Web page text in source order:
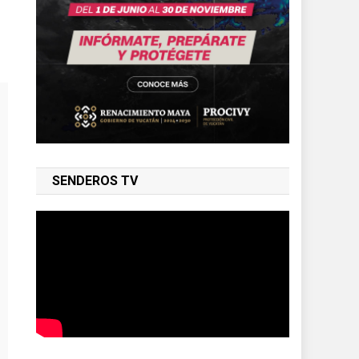
SENDEROS TV